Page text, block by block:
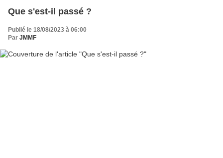
Que s'est-il passé ?
Publié le 18/08/2023 à 06:00
Par JMMF